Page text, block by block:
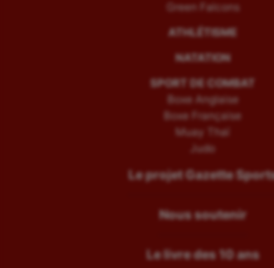
Green Falcons
ATHLÉTISME
NATATION
SPORT DE COMBAT
Boxe Anglaise
Boxe Française
Muay Thaï
Judo
Le projet Gazette
Nous soutenir
Le livre des 10 ans